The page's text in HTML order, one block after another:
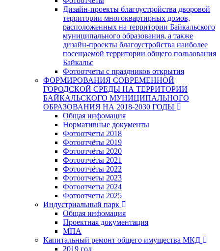
Дизайн-проекты благоустройства дворовой
территории многоквартирных домов,
расположенных на территории Байкальского
муниципального образования, а также
дизайн-проекты благоустройства наиболее
посещаемой территории общего пользования
Байкальс
Фотоотчеты с праздников открытия
ФОРМИРОВАНИЯ СОВРЕМЕННОЙ
ГОРОДСКОЙ СРЕДЫ НА ТЕРРИТОРИИ
БАЙКАЛЬСКОГО МУНИЦИПАЛЬНОГО
ОБРАЗОВАНИЯ НА 2018-2030 ГОДЫ
Общая инфомация
Нормативные документы
Фотоотчеты 2018
Фотоотчёты 2019
Фотоотчёты 2020
Фотоотчёты 2021
Фотоотчёты 2022
Фотоотчеты 2023
Фотоотчеты 2024
Фотоотчеты 2025
Индустриальный парк
Общая инфомация
Проектная документация
МПА
Капитальный ремонт общего имущества МКД
2019 год